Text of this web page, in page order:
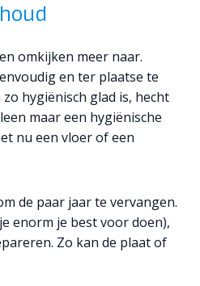
omkijken meer naar.
en ter plaatse te
hygiënisch glad is, hecht
maar een hygiënische
nu een vloer of een
de paar jaar te vervangen.
enorm je best voor doen),
Zo kan de plaat of